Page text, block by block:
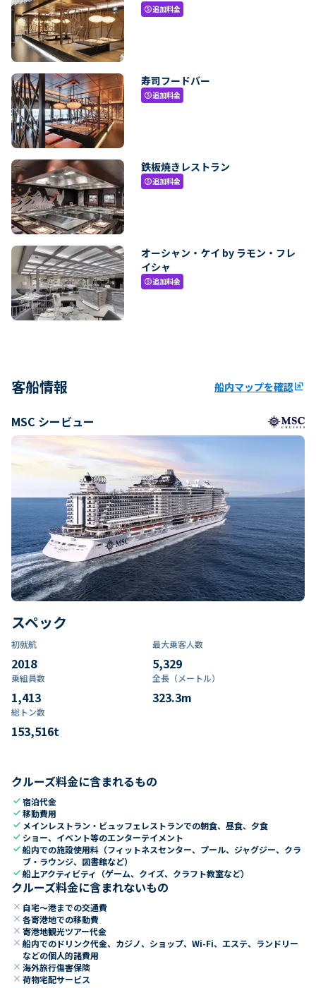
paid追加料金
寿司フードバー
paid追加料金
鉄板焼きレストラン
paid追加料金
オーシャン・ケイ by ラモン・フレ
イシャ
paid追加料金
客船情報 船内マップを確認ungroup
MSC シービュー
スペック
初就航
2018
最大乗客人数
5,329
乗組員数​
1,413
全長（メートル）
323.3m
総トン数​
153,516t
クルーズ料金に含まれるもの
check宿泊代金
check移動費用
check メインレストラン・ビュッフェレストランでの朝食、昼食、夕食
check ショー、イベント等のエンターテイメント
check船内での施設使用料（フィットネスセンター、プール、ジャグジー、クラ
ブ・ラウンジ、図書館など）
check船上アクティビティ（ゲーム、クイズ、クラフト教室など）
クルーズ料金に含まれないもの
close 自宅～港までの交通費
close 各寄港地での移動費
close 寄港地観光ツアー代金
close 船内でのドリンク代金、カジノ、ショップ、Wi-Fi、エステ、ランドリー
などの個人的諸費用
close 海外旅行傷害保険
close 荷物宅配サービス